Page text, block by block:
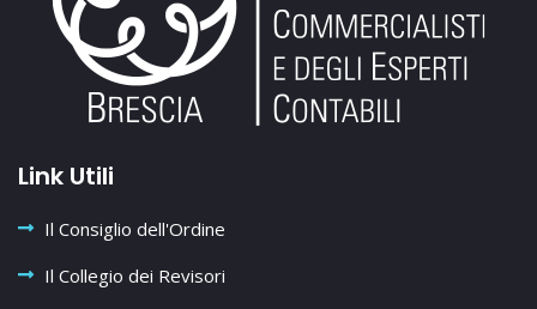
Link Utili
Il Consiglio dell'Ordine
Il Collegio dei Revisori